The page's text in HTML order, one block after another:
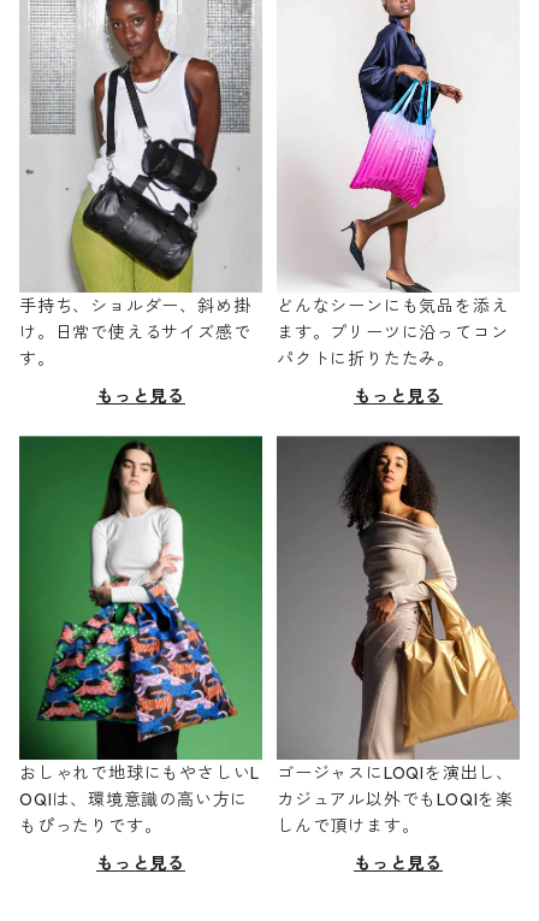
手持ち、ショルダー、斜め掛
け。日常で使えるサイズ感で
す。
もっと見る
どんなシーンにも気品を添え
ます。プリーツに沿ってコン
パクトに折りたたみ。
もっと見る
おしゃれで地球にもやさしいL
OQIは、環境意識の高い方に
もぴったりです。
もっと見る
ゴージャスにLOQIを演出し、
カジュアル以外でもLOQIを楽
しんで頂けます。
もっと見る